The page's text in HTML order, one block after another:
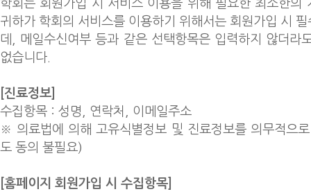
학회는 회원가입 시 서비스 이용을 위해 필요한 최소한의
귀하가 학회의 서비스를 이용하기 위해서는 회원가입 시
데, 메일수신여부 등과 같은 선택항목은 입력하지 않더라
없습니다.
[진료정보]
수집항목 : 성명, 연락​처, ​이메일주소
※ 의료법에 의해 고유식별정보 및 진료정보를 의무적으
도 동의 불필요)
[홈페이지 회원가입 시 수집항목]